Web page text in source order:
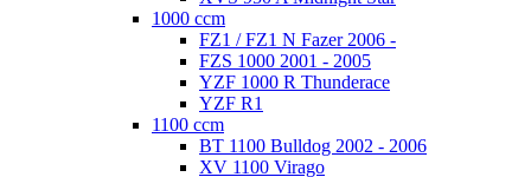
1000 ccm
FZ1 / FZ1 N Fazer 2006 -
FZS 1000 2001 - 2005
YZF 1000 R Thunderace
YZF R1
1100 ccm
BT 1100 Bulldog 2002 - 2006
XV 1100 Virago